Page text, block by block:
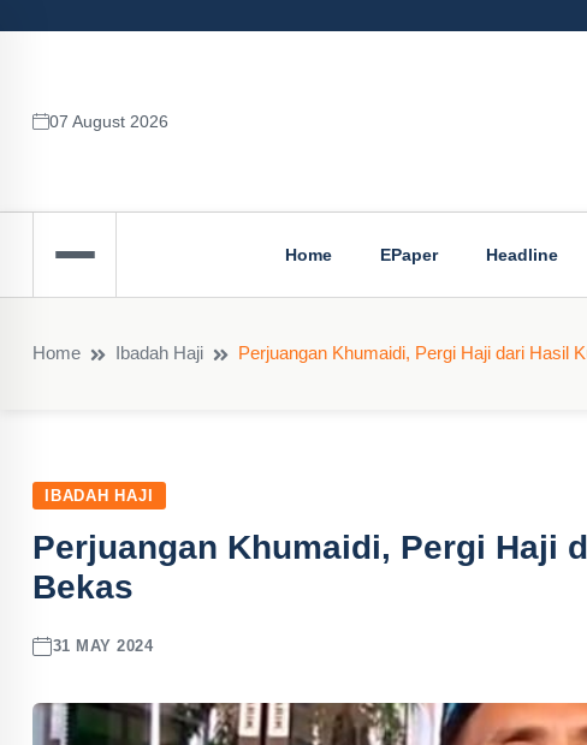
07 August 2026
Home EPaper Headline
Home Ibadah Haji Perjuangan Khumaidi, Pergi Haji dari Hasil
IBADAH HAJI
Perjuangan Khumaidi, Pergi Haji
Bekas
31 MAY 2024